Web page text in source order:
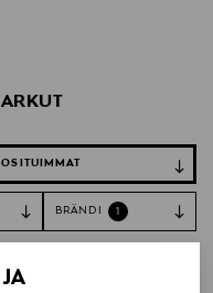
BRÄNDI 1